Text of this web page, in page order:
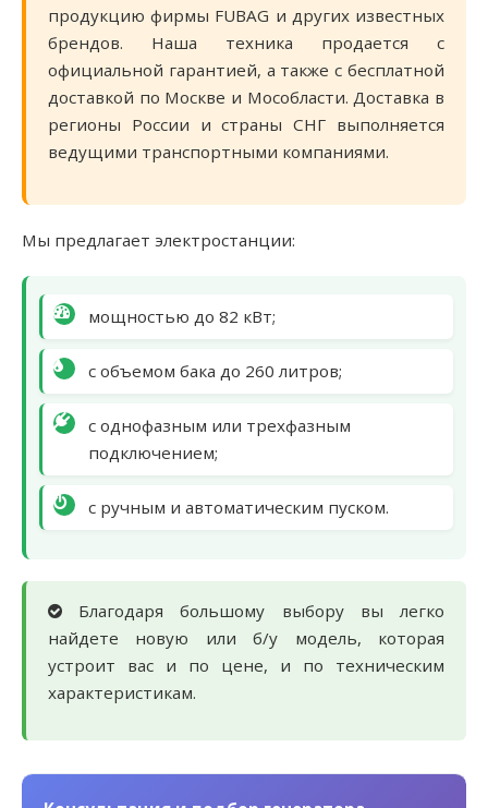
продукцию фирмы FUBAG и других известных
брендов. Наша техника продается с
официальной гарантией, а также с бесплатной
доставкой по Москве и Мособласти. Доставка в
регионы России и страны СНГ выполняется
ведущими транспортными компаниями.
Мы предлагает электростанции:
мощностью до 82 кВт;
с объемом бака до 260 литров;
с однофазным или трехфазным
подключением;
с ручным и автоматическим пуском.
Благодаря большому выбору вы легко
найдете новую или б/у модель, которая
устроит вас и по цене, и по техническим
характеристикам.